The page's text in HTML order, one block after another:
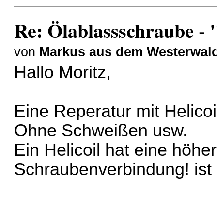
Re: Ölablassschraube
von Markus aus dem
Hallo Moritz,
Eine Reperatur mit
Ohne Schweißen usw.
Ein Helicoil hat eine
Schraubenverbindung!